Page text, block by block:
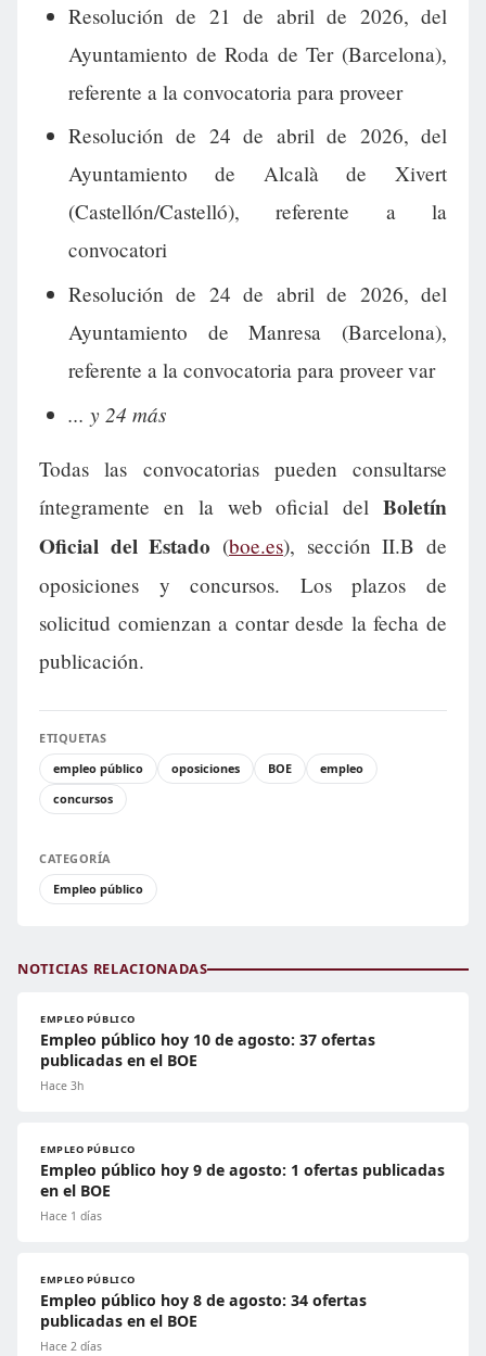
Resolución de 21 de abril de 2026, del
Ayuntamiento de Roda de Ter (Barcelona),
referente a la convocatoria para proveer
Resolución de 24 de abril de 2026, del
Ayuntamiento de Alcalà de Xivert
(Castellón/Castelló), referente a la
convocatori
Resolución de 24 de abril de 2026, del
Ayuntamiento de Manresa (Barcelona),
referente a la convocatoria para proveer var
... y 24 más
Todas las convocatorias pueden consultarse
íntegramente en la web oficial del Boletín
Oficial del Estado (boe.es), sección II.B de
oposiciones y concursos. Los plazos de
solicitud comienzan a contar desde la fecha de
publicación.
ETIQUETAS
empleo público
oposiciones BOE
empleo
concursos
CATEGORÍA
Empleo público
NOTICIAS RELACIONADAS
EMPLEO PÚBLICO
Empleo público hoy 10 de agosto: 37 ofertas
publicadas en el BOE
Hace 3h
EMPLEO PÚBLICO
Empleo público hoy 9 de agosto: 1 ofertas publicadas
en el BOE
Hace 1 días
EMPLEO PÚBLICO
Empleo público hoy 8 de agosto: 34 ofertas
publicadas en el BOE
Hace 2 días